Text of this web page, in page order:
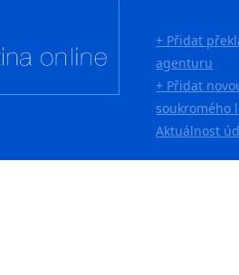
+ Přidat
agenturu
+ Přidat
soukromého
Aktuálnost